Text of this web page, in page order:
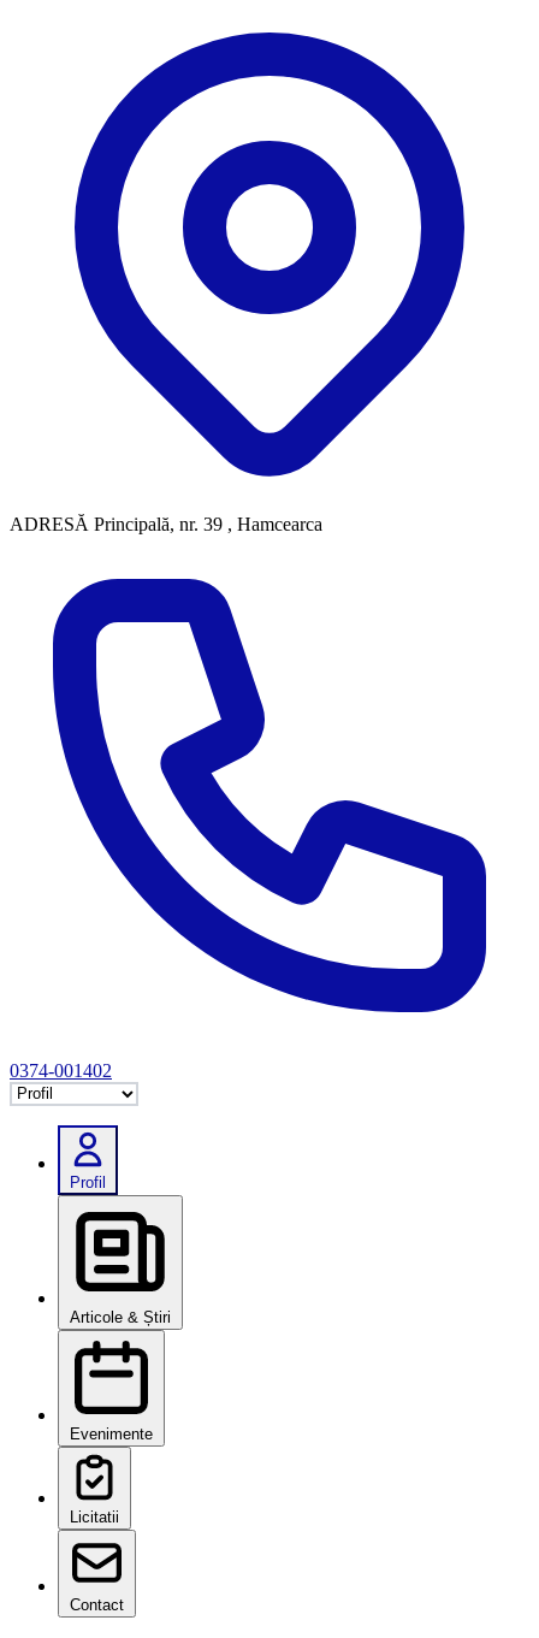
ADRESĂ Principală, nr. 39 , Hamcearca
0374-001402
Selectează tab
Profil
Articole & Știri
Evenimente
Licitatii
Contact